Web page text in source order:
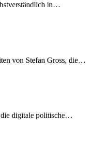
in…
von Stefan Gross, die…
die digitale politische…